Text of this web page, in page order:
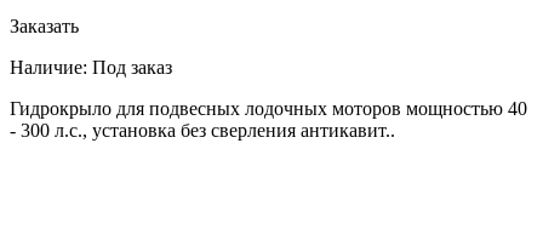
Заказать
Наличие: Под заказ
Гидрокрыло для подвесных лодочных моторов мощностью 40
- 300 л.c., установка без сверления антикавит..